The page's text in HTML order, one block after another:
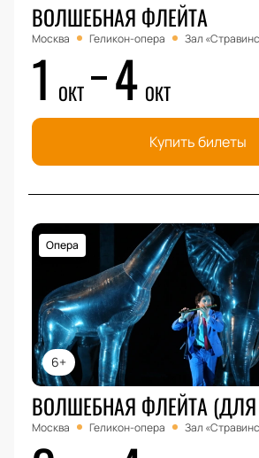
ВОЛШЕБНАЯ ФЛЕЙТА
Москва Геликон-опера Зал
1 ОКТ 4 ОКТ
Купить билеты
6+
Опера
ВОЛШЕБНАЯ ФЛЕЙТА (ДЛЯ
Москва Геликон-опера Зал